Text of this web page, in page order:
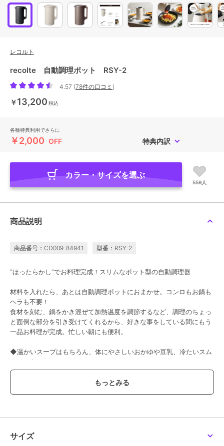
レコルト
recolte 自動調理ポット RSY-2
4.57 (78件の口コミ )
￥13,200 税込
各種特典利用でさらに
￥2,000 OFF 特典内訳
カラー・サイズを選ぶ
559人
商品説明
商品番号：CD009-84941 型番：RSY-2
“ほったらかし”でお料理完成！スリムなポット型の自動調理器
材料を入れたら、あとは自動調理ポットにおまかせ。コンロもお鍋も
ヘラも不要！
食材を刻む、鍋をかき混ぜて加熱温度を調節するなど、調理のちょっ
と面倒な部分を引き受けてくれるから、好きな事をしている間にもう
一品お料理が完成。忙しい朝にも便利。
◆温かいスープはもちろん、体にやさしいおかゆや豆乳、冷たいスム
ージーも。
5種類の調理モードに合わせ、撹拌速度や時間、加熱温度をコントロ
ールし、なめらかなポタージュやおかゆ、豆乳など、手間なく簡単に
作れます。家庭用の氷も砕け、冷たいスムージーも。手間ひまかけず
◆選べる5種類の調理モード。材料を入れてモードを選ぶだけで美味
しい料理が完成。
サイズ